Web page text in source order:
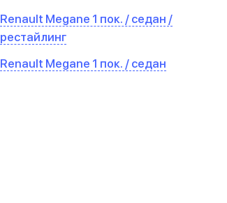
Renault Megane 1 пок. / седан /
рестайлинг
Renault Megane 1 пок. / седан